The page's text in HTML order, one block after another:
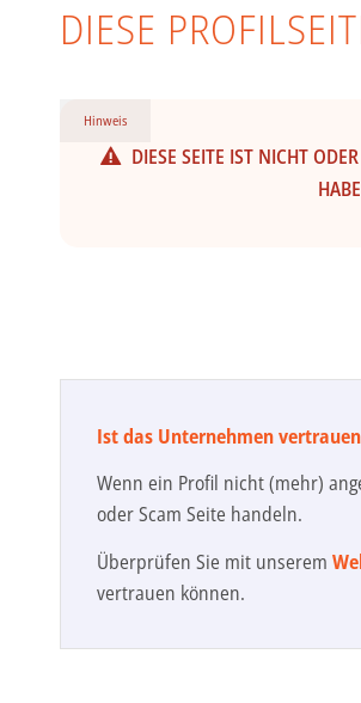
DIESE
Hinweis
DIESE SEITE IST NICHT
Ist das Unternehmen
Wenn ein Profil nicht (mehr)
oder Scam Seite handeln.
Überprüfen Sie mit unserem
vertrauen können.